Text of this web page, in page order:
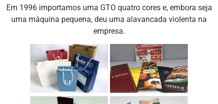
Em 1996 importamos uma GTO quatro cores e, embora seja
uma máquina pequena, deu uma alavancada violenta na
empresa.